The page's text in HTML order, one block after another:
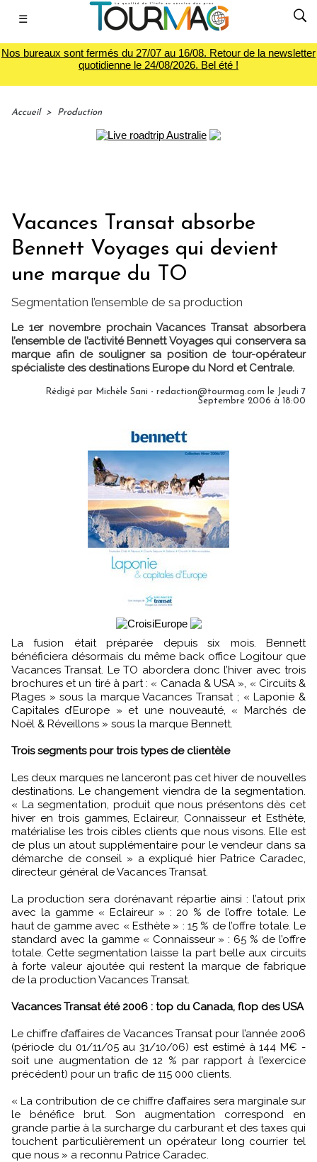
☰
Nos bureaux sont fermés du 27/07 au 16/08. Retour de la newsletter
quotidienne le 24/08/2026. Bel été !
Accueil > Production
Vacances Transat absorbe
Bennett Voyages qui devient
une marque du TO
Segmentation l’ensemble de sa production
Le 1er novembre prochain Vacances Transat absorbera
l’ensemble de l’activité Bennett Voyages qui conservera sa
marque afin de souligner sa position de tour-opérateur
spécialiste des destinations Europe du Nord et Centrale.
Rédigé par Michèle Sani - redaction@tourmag.com le Jeudi 7
Septembre 2006 à 18:00
La fusion était préparée depuis six mois. Bennett
bénéficiera désormais du même back office Logitour que
Vacances Transat. Le TO abordera donc l’hiver avec trois
brochures et un tiré à part : « Canada & USA », « Circuits &
Plages » sous la marque Vacances Transat ; « Laponie &
Capitales d’Europe » et une nouveauté, « Marchés de
Noël & Réveillons » sous la marque Bennett.
Trois segments pour trois types de clientèle
Les deux marques ne lanceront pas cet hiver de nouvelles
destinations. Le changement viendra de la segmentation.
« La segmentation, produit que nous présentons dès cet
hiver en trois gammes, Eclaireur, Connaisseur et Esthète,
matérialise les trois cibles clients que nous visons. Elle est
de plus un atout supplémentaire pour le vendeur dans sa
démarche de conseil » a expliqué hier Patrice Caradec,
directeur général de Vacances Transat.
La production sera dorénavant répartie ainsi : l’atout prix
avec la gamme « Eclaireur » : 20 % de l’offre totale. Le
haut de gamme avec « Esthète » : 15 % de l’offre totale. Le
standard avec la gamme « Connaisseur » : 65 % de l’offre
totale. Cette segmentation laisse la part belle aux circuits
à forte valeur ajoutée qui restent la marque de fabrique
de la production Vacances Transat.
Vacances Transat été 2006 : top du Canada, flop des USA
Le chiffre d’affaires de Vacances Transat pour l’année 2006
(période du 01/11/05 au 31/10/06) est estimé à 144 M€ -
soit une augmentation de 12 % par rapport à l’exercice
précédent) pour un trafic de 115 000 clients.
« La contribution de ce chiffre d’affaires sera marginale sur
le bénéfice brut. Son augmentation correspond en
grande partie à la surcharge du carburant et des taxes qui
touchent particulièrement un opérateur long courrier tel
que nous » a reconnu Patrice Caradec.